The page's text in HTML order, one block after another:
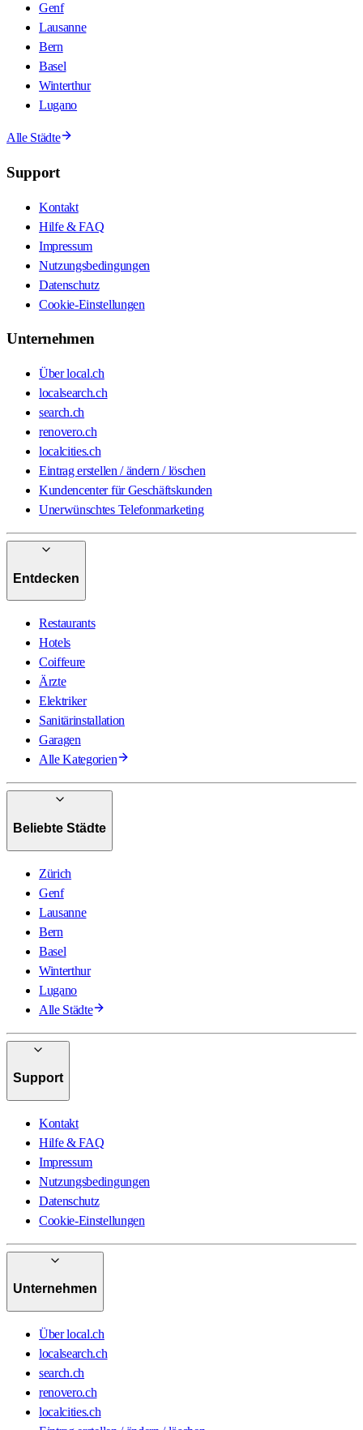
Genf
Lausanne
Bern
Basel
Winterthur
Lugano
Alle Städte
Support
Kontakt
Hilfe & FAQ
Impressum
Nutzungsbedingungen
Datenschutz
Cookie-Einstellungen
Unternehmen
Über local.ch
localsearch.ch
search.ch
renovero.ch
localcities.ch
Eintrag erstellen / ändern / löschen
Kundencenter für Geschäftskunden
Unerwünschtes Telefonmarketing
Entdecken
Restaurants
Hotels
Coiffeure
Ärzte
Elektriker
Sanitärinstallation
Garagen
Alle Kategorien
Beliebte Städte
Zürich
Genf
Lausanne
Bern
Basel
Winterthur
Lugano
Alle Städte
Support
Kontakt
Hilfe & FAQ
Impressum
Nutzungsbedingungen
Datenschutz
Cookie-Einstellungen
Unternehmen
Über local.ch
localsearch.ch
search.ch
renovero.ch
localcities.ch